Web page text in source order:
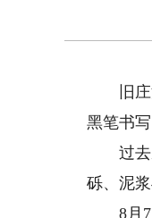
旧庄沟
黑笔书
过去从
砾、泥浆
8月7日